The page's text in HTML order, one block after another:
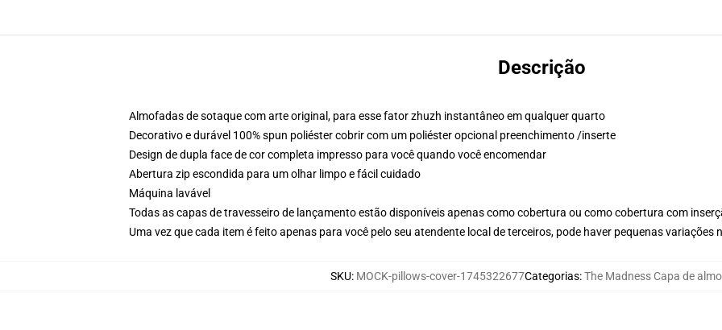
Descrição
Almofadas de sotaque com arte original, para esse fator zhuzh instantâneo em qualquer quarto
Decorativo e durável 100% spun poliéster cobrir com um poliéster opcional preenchimento /inserte
Design de dupla face de cor completa impresso para você quando você encomendar
Abertura zip escondida para um olhar limpo e fácil cuidado
Máquina lavável
Todas as capas de travesseiro de lançamento estão disponíveis apenas como cobertura ou como cobertura com
Uma vez que cada item é feito apenas para você pelo seu atendente local de terceiros, pode haver pequenas variações
SKU: MOCK-pillows-cover-1745322677Categorias:The Madness Capa de